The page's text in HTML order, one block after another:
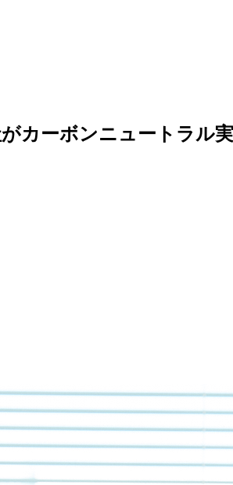
カーボンニュートラル